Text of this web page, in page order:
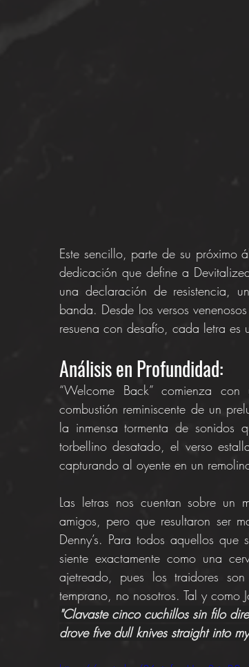
Este sencillo, parte de su próximo
dedicación que define a
una declaración de resistencia,
banda. Desde los versos
resuena con desafío, cada letra es
Análisis en Profundidad:
“Welcome Back” comienza
combustión reminiscente de un
la inmensa tormenta de sonidos
torbellino desatado, el verso
capturando al oyente en un
Las letras nos cuentan sobre un
amigos, pero que resultaron ser
Denny’s. Para todos aquellos
siente exactamente como una
ajetreado, pues los traidores
temprano, no nosotros. Tal y como
"Clavaste cinco cuchillos sin filo
drove five dull knives straight into